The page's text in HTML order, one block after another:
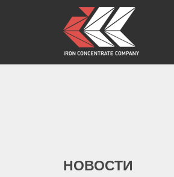
НОВОСТИ